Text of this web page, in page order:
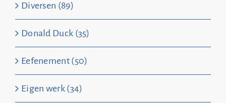
Diversen (89)
Donald Duck (35)
Eefenement (50)
Eigen werk (34)